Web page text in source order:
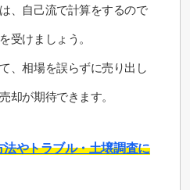
、自己流で計算をするので
受けましょう。
、相場を誤らずに売り出し
却が期待できます。
やトラブル・土壌調査に